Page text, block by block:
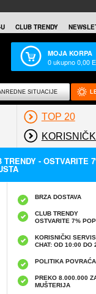
CLUB TRENDY
MOJA KORPA
0ukupno0,00
SITUACIJE
TOP 20
TRENDY - OSTVARITE
BRZA DOSTAVA
CLUB TRENDY
OSTVARITE 7%
KORISNIČKI
CHAT: OD 10:00 DO
POLITIKA
PREKO 8.000.000
MUŠTERIJA